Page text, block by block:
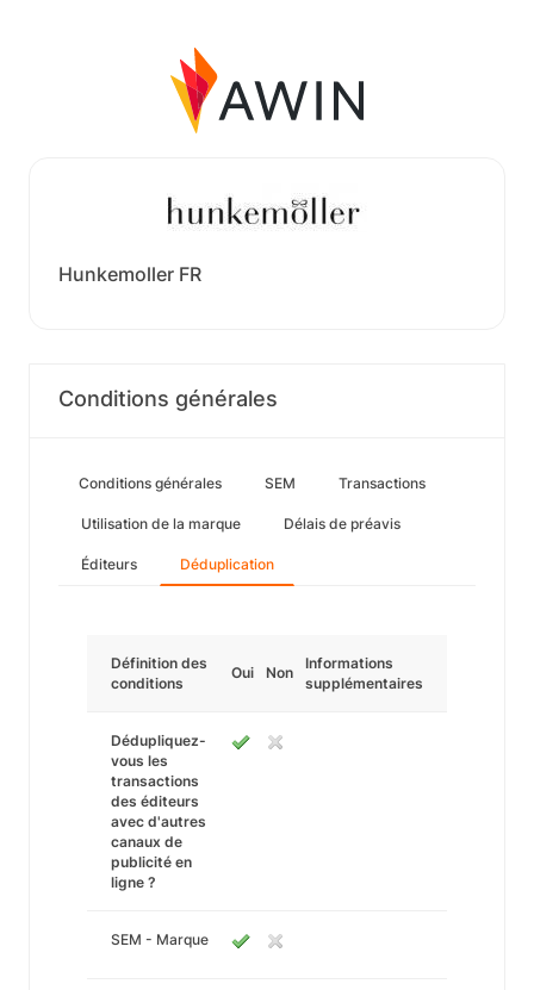
Hunkemoller FR
Conditions générales
Conditions générales SEM Transactions
Utilisation de la marque Délais de préavis
Éditeurs Déduplication
Définition des
conditions
Oui Non
Informations
supplémentaires
Dédupliquez-
vous les
transactions
des éditeurs
avec d'autres
canaux de
publicité en
ligne ?
SEM - Marque